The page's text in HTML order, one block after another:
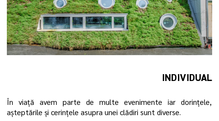
INDIVIDUAL
În viață avem parte de multe evenimente iar dorințele,
așteptările și cerințele asupra unei clădiri sunt diverse.